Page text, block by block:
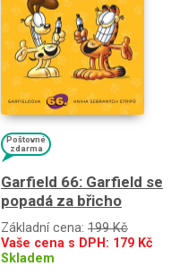
Poštovné
zdarma
Garfield 66: Garfield se
popadá za břicho
Základní cena: 199 Kč
Vaše cena s DPH: 179 Kč
Skladem